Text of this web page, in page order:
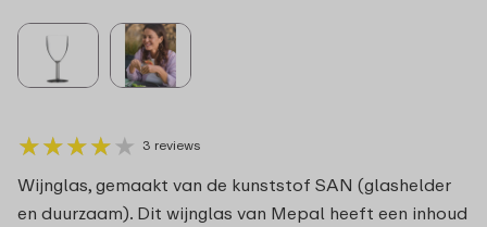
★★★★★
★★★★★ 3 reviews
Wijnglas, gemaakt van de kunststof SAN (glashelder
en duurzaam). Dit wijnglas van Mepal heeft een inhoud